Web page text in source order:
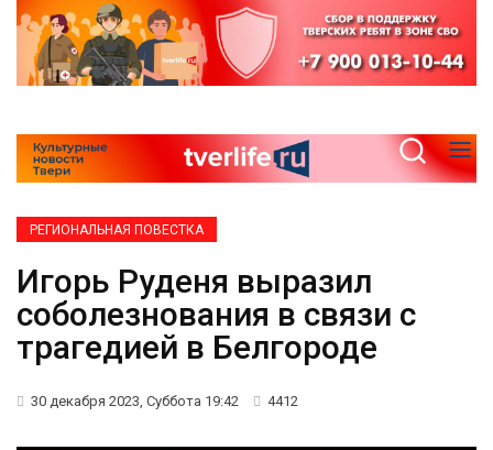
РЕГИОНАЛЬНАЯ ПОВЕСТКА
Игорь Руденя выразил
соболезнования в связи с
трагедией в Белгороде
30 декабря 2023, Суббота 19:42 4412